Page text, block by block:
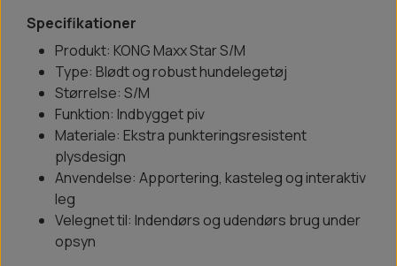
Specifikationer
Produkt: KONG Maxx Star S/M
Type: Blødt og robust hundelegetøj
Størrelse: S/M
Funktion: Indbygget piv
Materiale: Ekstra punkteringsresistent
plysdesign
Anvendelse: Apportering, kasteleg og interaktiv
leg
Velegnet til: Indendørs og udendørs brug under
opsyn